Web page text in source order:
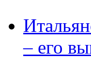
– его